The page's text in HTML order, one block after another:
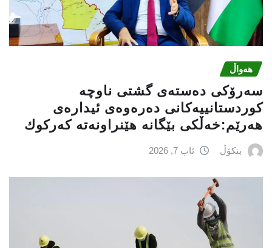
هەواڵ
سه‌رۆكی دەستەی گشتی ناوچە
كوردستانییەكانی دەرەوەی ئیدارەی
هەرێم:خه‌ڵكی بێگانه‌ هێنراونه‌ته‌ كه‌ركوك
بنکۆڵ ئاب 7, 2026